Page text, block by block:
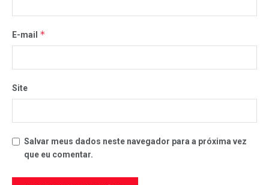
E-mail *
Site
Salvar meus dados neste navegador para a próxima vez
que eu comentar.